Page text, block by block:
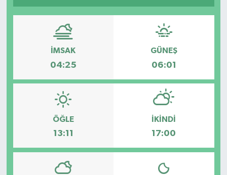
İMSAK
04:25
GÜNEŞ
06:01
ÖĞLE
13:11
İKINDI
17:00
Magazin
Gündem
Kültür & Sanat
Teknoloji
Bilim, Teknoloji